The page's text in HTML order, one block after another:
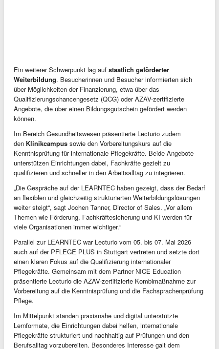
Ein weiterer Schwerpunkt lag auf staatlich geförderter
Weiterbildung. Besucherinnen und Besucher informierten sich
über Möglichkeiten der Finanzierung, etwa über das
Qualifizierungschancengesetz (QCG) oder AZAV-zertifizierte
Angebote, die über einen Bildungsgutschein gefördert werden
können.
Im Bereich Gesundheitswesen präsentierte Lecturio zudem
den Klinikcampus sowie den Vorbereitungskurs auf die
Kenntnisprüfung für internationale Pflegekräfte. Beide Angebote
unterstützen Einrichtungen dabei, Fachkräfte gezielt zu
qualifizieren und schneller in den Arbeitsalltag zu integrieren.
„Die Gespräche auf der LEARNTEC haben gezeigt, dass der Bedarf
an flexiblen und gleichzeitig strukturierten Weiterbildungslösungen
weiter steigt“, sagt Jochen Tanner, Director of Sales. „Vor allem
Themen wie Förderung, Fachkräftesicherung und KI werden für
viele Organisationen immer wichtiger.“
Parallel zur LEARNTEC war Lecturio vom 05. bis 07. Mai 2026
auch auf der PFLEGE PLUS in Stuttgart vertreten und setzte dort
einen klaren Fokus auf die Qualifizierung internationaler
Pflegekräfte. Gemeinsam mit dem Partner NICE Education
präsentierte Lecturio die AZAV-zertifizierte Kombimaßnahme zur
Vorbereitung auf die Kenntnisprüfung und die Fachsprachenprüfung
Pflege.
Im Mittelpunkt standen praxisnahe und digital unterstützte
Lernformate, die Einrichtungen dabei helfen, internationale
Pflegekräfte strukturiert und nachhaltig auf Prüfungen und den
Berufsalltag vorzubereiten. Besonderes Interesse galt dem